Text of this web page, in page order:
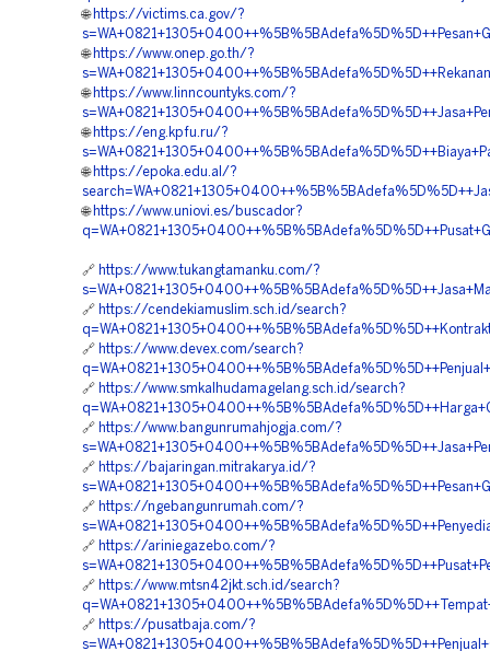
🌐 https://victims.ca.gov/?
🌐 https://www.onep.go.th/?
🌐 https://www.linncountyks.com/?
🌐 https://eng.kpfu.ru/?
🌐 https://epoka.edu.al/?
🌐 https://www.uniovi.es/buscador?
🔗 https://www.tukangtamanku.com/?
🔗 https://cendekiamuslim.sch.id/search?
🔗 https://www.devex.com/search?
🔗 https://www.smkalhudamagelang.sch.id/search?
🔗 https://www.bangunrumahjogja.com/?
🔗 https://bajaringan.mitrakarya.id/?
🔗 https://ngebangunrumah.com/?
🔗 https://ariniegazebo.com/?
🔗 https://www.mtsn42jkt.sch.id/search?
🔗 https://pusatbaja.com/?